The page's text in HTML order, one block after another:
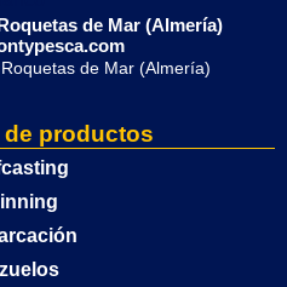
de Mar (Almería)
de Mar (Almería)
productos